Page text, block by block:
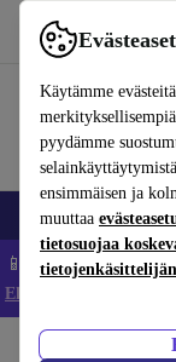
Käytämme
pyydämme
ensimmäisen ja
muuttaa
tietosuojaa
Käytä refurbed-
Matkapuhelimet ja
📱 Säästä 5 %
Ehdot ja säännöt